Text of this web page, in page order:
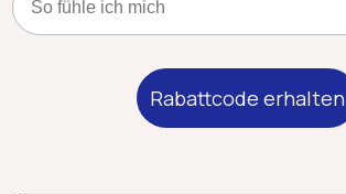
Rabattcode erhalten